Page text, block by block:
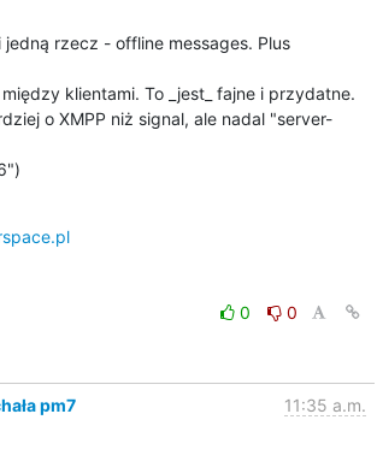
jedną rzecz - offline messages. Plus
klientami. To _jest_ fajne i przydatne.
o XMPP niż signal, ale nadal "server-
0
0
pm7 11:35 a.m.